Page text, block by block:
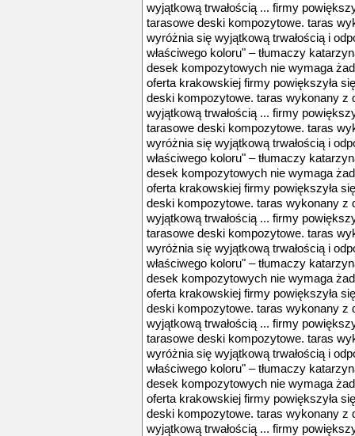
wyjątkową trwałością ... firmy
tarasowe deski kompozytowe. taras
wyróżnia się wyjątkową trwałością i
właściwego koloru" – tłumaczy
desek kompozytowych nie wymaga
oferta krakowskiej firmy powiększyła
deski kompozytowe. taras wykonany z
wyjątkową trwałością ... firmy
tarasowe deski kompozytowe. taras
wyróżnia się wyjątkową trwałością i
właściwego koloru" – tłumaczy
desek kompozytowych nie wymaga
oferta krakowskiej firmy powiększyła
deski kompozytowe. taras wykonany z
wyjątkową trwałością ... firmy
tarasowe deski kompozytowe. taras
wyróżnia się wyjątkową trwałością i
właściwego koloru" – tłumaczy
desek kompozytowych nie wymaga
oferta krakowskiej firmy powiększyła
deski kompozytowe. taras wykonany z
wyjątkową trwałością ... firmy
tarasowe deski kompozytowe. taras
wyróżnia się wyjątkową trwałością i
właściwego koloru" – tłumaczy
desek kompozytowych nie wymaga
oferta krakowskiej firmy powiększyła
deski kompozytowe. taras wykonany z
wyjątkową trwałością ... firmy